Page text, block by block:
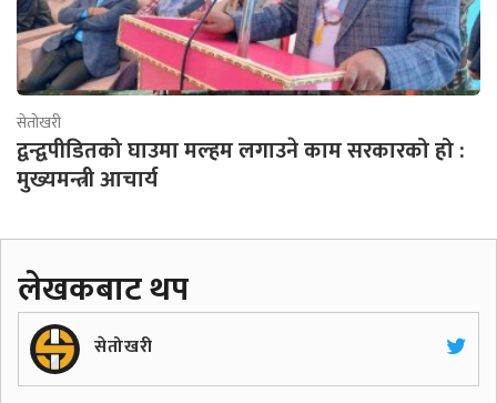
सेतोखरी
द्वन्द्वपीडितको घाउमा मल्हम लगाउने काम सरकारको हो :
मुख्यमन्त्री आचार्य
लेखकबाट थप
सेतोखरी